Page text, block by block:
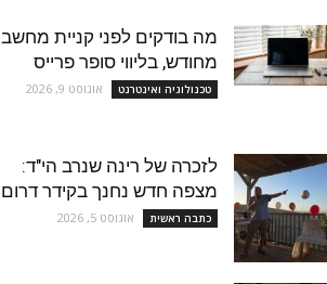
מה בודקים לפני קניית מחשב
מחודש, בליווי סופר פרייס
טכנולוגיה ואינטרנט אוגוסט 9, 2026
לזכרה של רינה שנרב הי"ד:
מצפה חדש נחנך בקידר דרום
כתבה ראשית אוגוסט 5, 2026